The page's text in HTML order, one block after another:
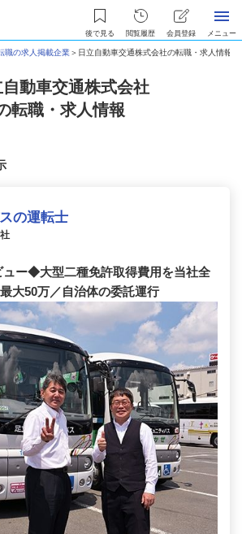
後で見る 閲覧履歴 会員登録 メニュー
職の求人掲載企業＞ 日立自動車交通株式会社の転職・求人情報
自動車交通株式会社
転職・求人情報
の運転士
ュー◆大型二種免許取得費用を当社全
大50万／自治体の委託運行